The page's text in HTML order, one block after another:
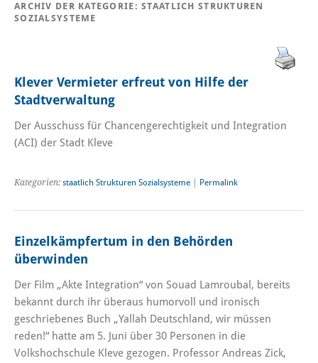
ARCHIV DER KATEGORIE:STAATLICH STRUKTUREN
SOZIALSYSTEME
Klever Vermieter erfreut von Hilfe der
Stadtverwaltung
Der Ausschuss für Chancengerechtigkeit und Integration
(ACI) der Stadt Kleve
Kategorien: staatlich Strukturen Sozialsysteme Permalink
Einzelkämpfertum in den Behörden
überwinden
Der Film „Akte Integration“ von Souad Lamroubal, bereits
bekannt durch ihr überaus humorvoll und ironisch
geschriebenes Buch „Yallah Deutschland, wir müssen
reden!“ hatte am 5. Juni über 30 Personen in die
Volkshochschule Kleve gezogen. Professor Andreas Zick,